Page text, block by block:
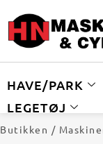
HAVE/PARK
LEGETØJ
Butikken /